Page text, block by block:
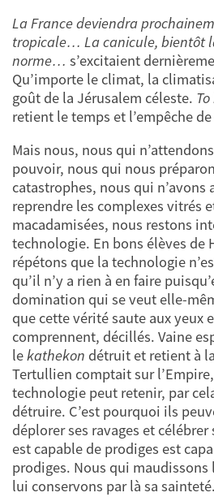
La France deviendra
tropicale… La canicule, bientôt
norme… s’excitaient
Qu’importe le climat, la
goût de la Jérusalem céleste.
retient le temps et l’empêche
Mais nous, nous qui
pouvoir, nous qui nous
catastrophes, nous qui n’avons
reprendre les complexes vitrés
macadamisées, nous restons
technologie. En bons élèves de
répétons que la technologie
qu’il n’y a rien à en faire
domination qui se veut elle-
que cette vérité saute aux yeux
comprennent, décillés. Vaine
lekathekon détruit et retient à
Tertullien comptait sur
technologie peut retenir, par
détruire. C’est pourquoi ils
déplorer ses ravages et
est capable de prodiges est
prodiges. Nous qui
lui conservons par là sa sainteté.